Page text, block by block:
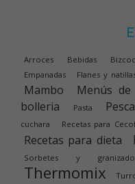
Arroces Bebidas
Empanadas Flanes y
Mambo Menús de
bolleria
Pasta
cuchara
Recetas para
Recetas para dieta
Sorbetes y
Thermomix